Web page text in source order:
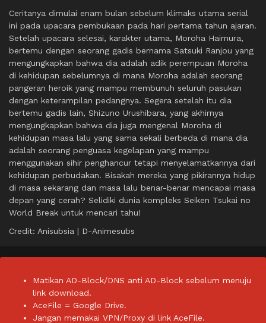
Ceritanya dimulai enam bulan sebelum klimaks utama serial
ini pada upacara pembukaan pada hari pertama tahun ajaran.
Setelah upacara selesai, karakter utama, Moroha Haimura,
bertemu dengan seorang gadis bernama Satsuki Ranjou yang
mengungkapkan bahwa dia adalah adik perempuan Moroha
di kehidupan sebelumnya di mana Moroha adalah seorang
pangeran heroik yang mampu membunuh seluruh pasukan
dengan keterampilan pedangnya. Segera setelah itu dia
bertemu gadis lain, Shizuno Urushibara, yang akhirnya
mengungkapkan bahwa dia juga mengenal Moroha di
kehidupan masa lalu yang sama sekali berbeda di mana dia
adalah seorang penguasa kegelapan yang mampu
menggunakan sihir penghancur tetapi menyelamatkannya dari
kehidupan perbudakan. Bisakah mereka yang pikirannya hidup
di masa sekarang dan masa lalu benar-benar mencapai masa
depan yang cerah? Selidiki dunia kompleks Seiken Tsukai no
World Break untuk mencari tahu!
Credit: Anisubsia | D-Animesubs
Matikan AD-Block/DNS anti AD-Block sebelum menuju
link download.
AceFile = Google Drive.
Jangan memakai VPN/Proxy di link AceFile.